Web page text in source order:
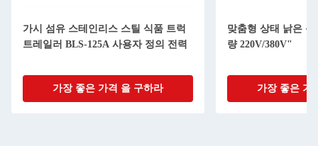
가시 섬유 스테인리스 스틸 식품 트럭
트레일러 BLS-125A 사용자 정의 전력
가장 좋은 가격 을 구하라
맞춤형 상태 낡은 음
량 220V/380V"
가장 좋은 가